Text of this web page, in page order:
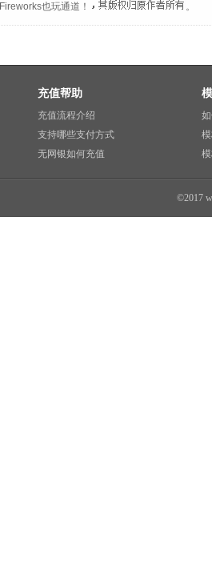
Fireworks也玩通道！ 。
充值帮助
充值流程介绍
支持哪些支付方式
无网银如何充值
©2017